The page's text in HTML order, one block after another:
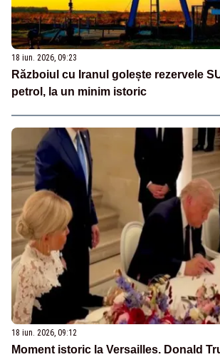
18 iun. 2026, 09:23
Războiul cu Iranul golește rezervele
petrol, la un minim istoric
18 iun. 2026, 09:12
Moment istoric la Versailles. Donald